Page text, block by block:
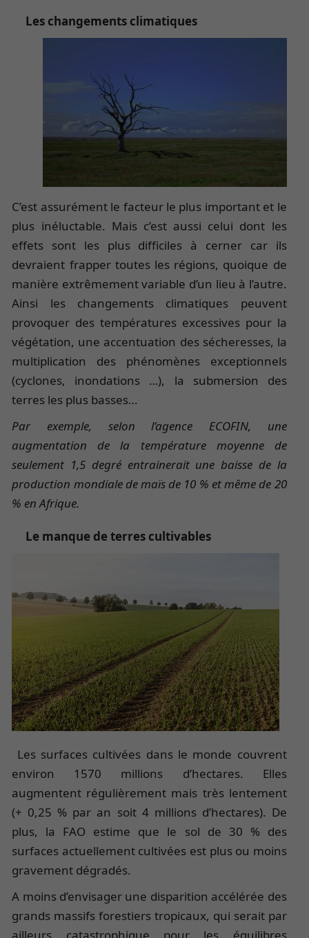
Les changements climatiques
C’est assurément le facteur le plus important et le
plus inéluctable. Mais c’est aussi celui dont les
effets sont les plus difficiles à cerner car ils
devraient frapper toutes les régions, quoique de
manière extrêmement variable d’un lieu à l’autre.
Ainsi les changements climatiques peuvent
provoquer des températures excessives pour la
végétation, une accentuation des sécheresses, la
multiplication des phénomènes exceptionnels
(cyclones, inondations …), la submersion des
terres les plus basses…
Par exemple, selon l’agence ECOFIN, une
augmentation de la température moyenne de
seulement 1,5 degré entrainerait une baisse de la
production mondiale de maïs de 10 % et même de 20
% en Afrique.
Le manque de terres cultivables
Les surfaces cultivées dans le monde couvrent
environ 1570 millions d’hectares. Elles
augmentent régulièrement mais très lentement
(+ 0,25 % par an soit 4 millions d’hectares). De
plus, la FAO estime que le sol de 30 % des
surfaces actuellement cultivées est plus ou moins
gravement dégradés.
A moins d’envisager une disparition accélérée des
grands massifs forestiers tropicaux, qui serait par